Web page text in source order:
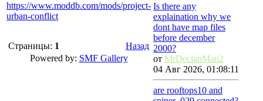
https://www.moddb.com/mods/project-
urban-conflict
Страницы: 1
Назад
Powered by: SMF Gallery
Is there any
explaination why we
dont have map files
before december
2000?
от MrDeclanMan2
04 Авг 2026, 01:08:11
are rooftops10 and